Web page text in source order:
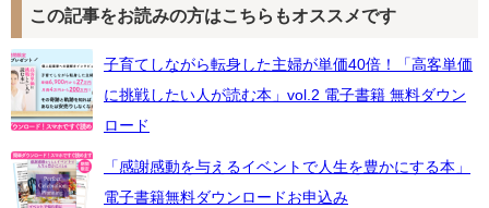
この記事をお読みの方はこちらもオススメです
子育てしながら転身した主婦が単価40倍！「高客単価
に挑戦したい人が読む本」vol.2 電子書籍 無料ダウン
ロード
「感謝感動を与えるイベントで人生を豊かにする本」
電子書籍無料ダウンロードお申込み